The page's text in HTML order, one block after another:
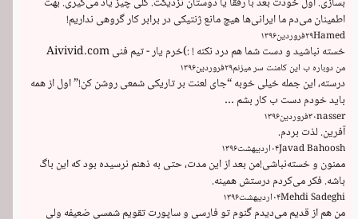
اطمینان می‌دم ما ایرانی‌ها هیچ مانع ژنتیکی در برابر کار گروهی نداریم!
Hamed۲۹فروردین۱۳۹۶
خسته نباشید و دست شما هم درد نکنه ! :)خرم یار - تیم فنی Aivivid.com
من دوباره ب این کامنت سر میزنم۲۹فروردین۱۳۹۶
باید خودم دست ب کار بشم …
nasser۳۰فروردین۱۳۹۶
آفرین. لذت بردم.
Javad Bahoosh۰۴اردیبهشت۱۳۹۶
باشه. فکر می‌کردم درستش همینه.
Mehdi Sadeghi۰۴اردیبهشت۱۳۹۶